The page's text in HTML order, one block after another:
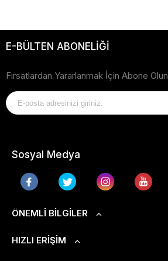
ÖNEMLI BILGILER
HIZLI ERIŞIM
E-BÜLTEN ABONELİĞİ
Fırsatlardan Yararlanmak İçin Abone Olun
Sosyal Medya